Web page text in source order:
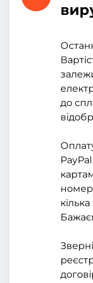
до